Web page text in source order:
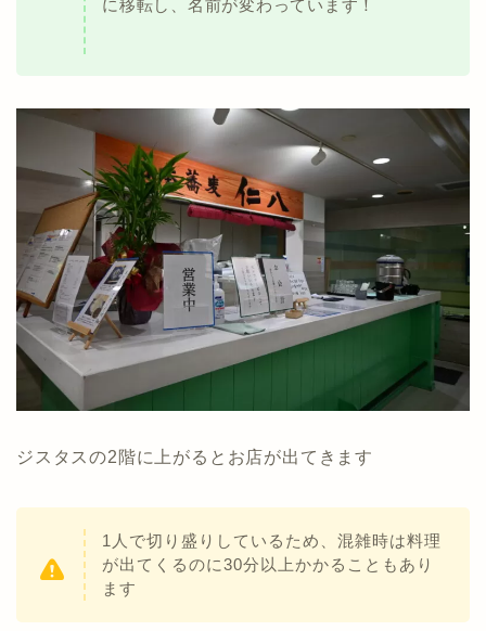
に移転し、名前が変わっています！
ジスタスの2階に上がるとお店が出てきます
1人で切り盛りしているため、混雑時は料理
が出てくるのに30分以上かかることもあり
ます